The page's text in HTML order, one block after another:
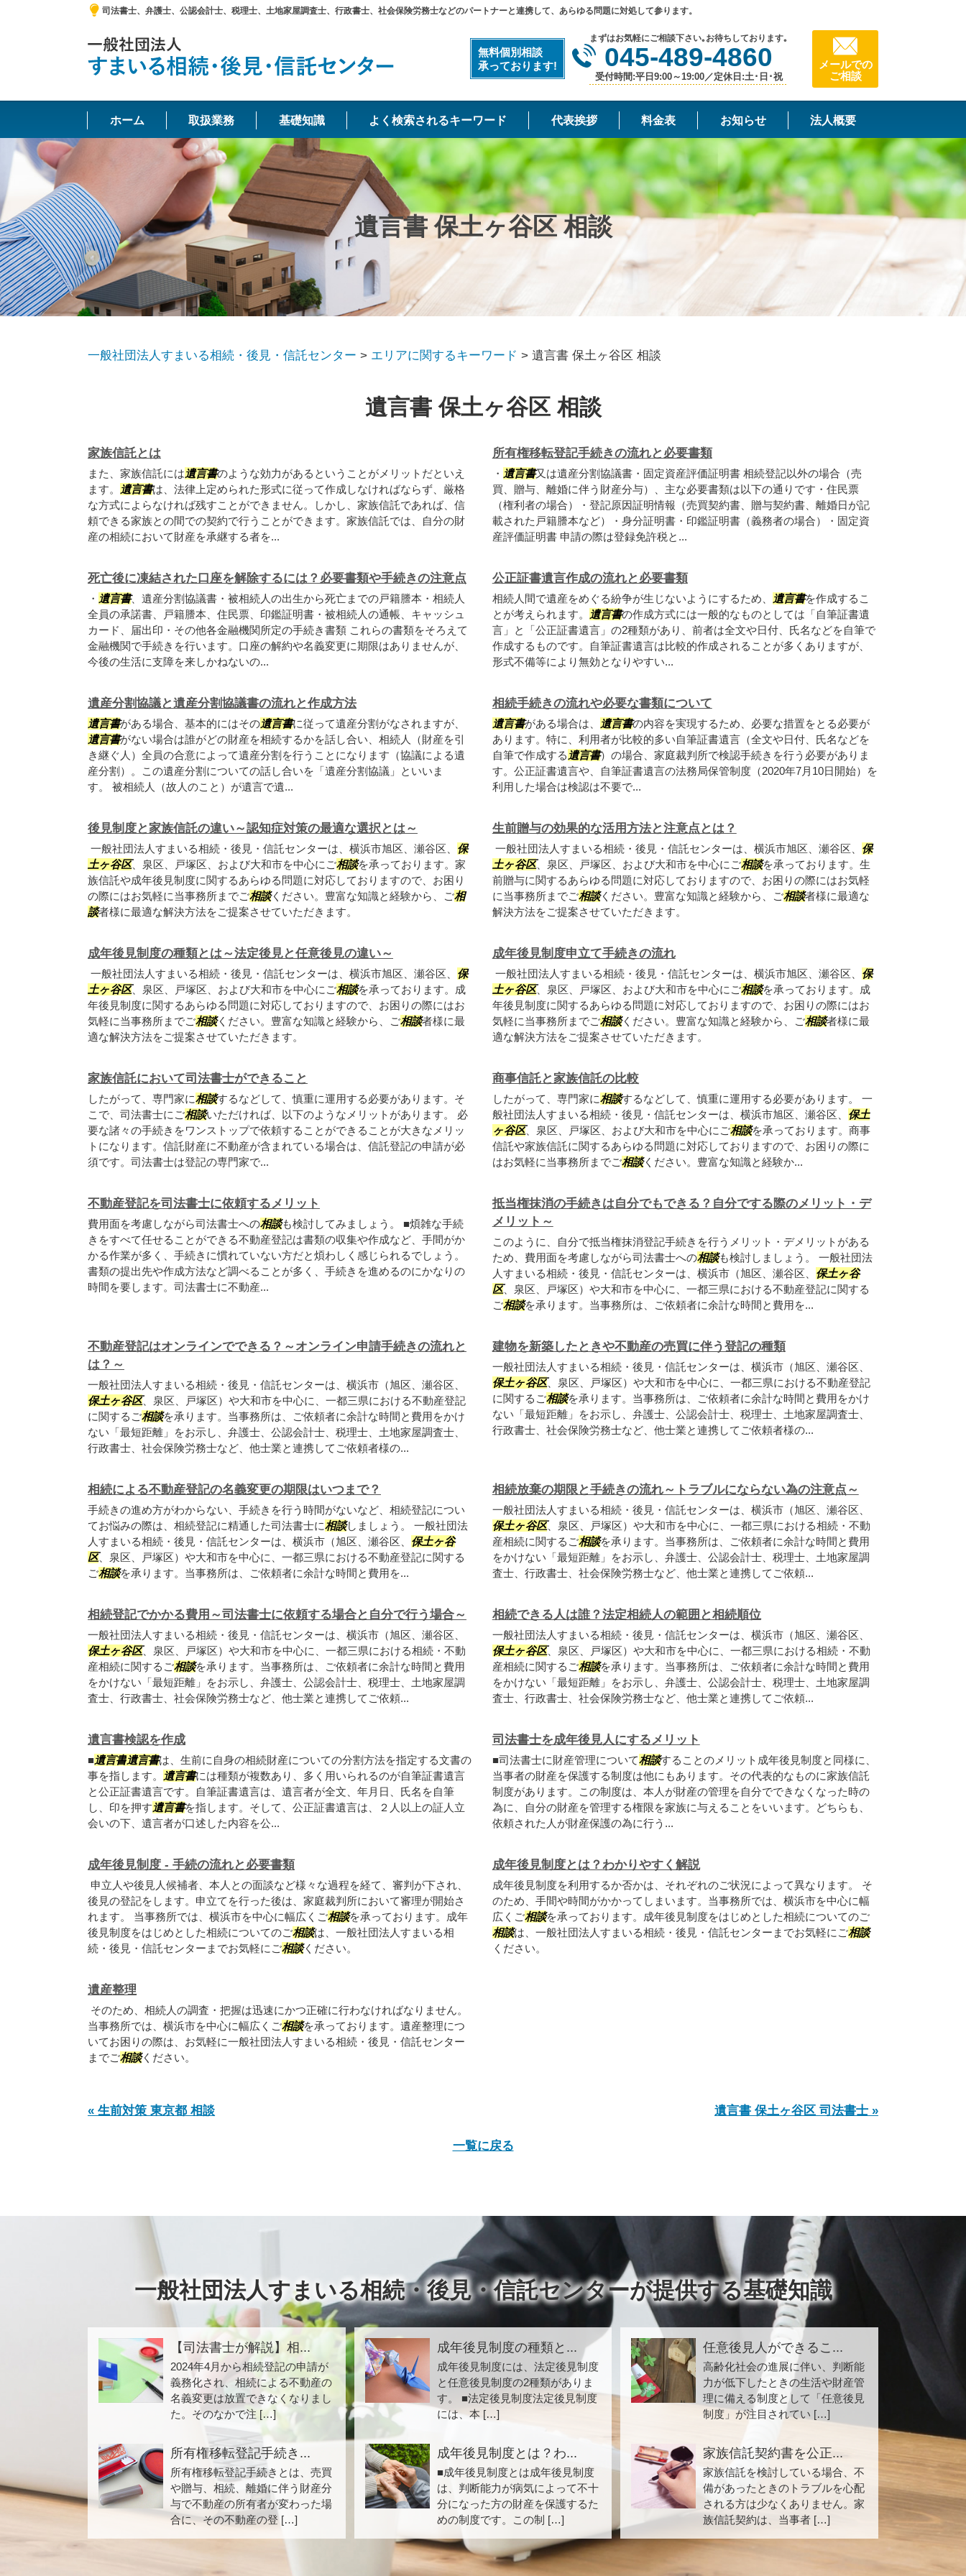
遺言書 保土ヶ谷区 相談
司法書士、弁護士、公認会計士、税理士、土地家屋調査士、行政書士、社会保険労務士などのパートナーと連携して、あらゆる問題に対処して参ります。
無料個別相談
承っております!
まずはお気軽にご相談下さい｡お待ちしております｡
045-489-4860
受付時間:平日9:00～19:00／定休日:土･日･祝
メールでの
ご相談
ホーム 取扱業務 基礎知識 よく検索されるキーワード 代表挨拶 料金表 お知らせ 法人概要
一般社団法人すまいる相続・後見・信託センター > エリアに関するキーワード > 遺言書 保土ヶ谷区 相談
遺言書 保土ヶ谷区 相談
家族信託とは
また、家族信託には遺言書のような効力があるということがメリットだといえ
ます。
遺言書は、法律上定められた形式に従って作成しなければならず、厳格
な方式によらなければ残すことができません。しかし、家族信託であれば、信
頼できる家族との間での契約で行うことができます。家族信託では、自分の財
産の相続において財産を承継する者を...
所有権移転登記手続きの流れと必要書類
・ 遺言書又は遺産分割協議書・固定資産評価証明書 相続登記以外の場合（売
買、贈与、離婚に伴う財産分与）、主な必要書類は以下の通りです・住民票
（権利者の場合）・登記原因証明情報（売買契約書、贈与契約書、離婚日が記
載された戸籍謄本など）・身分証明書・印鑑証明書（義務者の場合）・固定資
産評価証明書 申請の際は登録免許税と...
死亡後に凍結された口座を解除するには？必要書類や手続きの注意点
・ 遺言書、遺産分割協議書・被相続人の出生から死亡までの戸籍謄本・相続人
全員の承諾書、戸籍謄本、住民票、印鑑証明書・被相続人の通帳、キャッシュ
カード、届出印・その他各金融機関所定の手続き書類 これらの書類をそろえて
金融機関で手続きを行います。口座の解約や名義変更に期限はありませんが、
今後の生活に支障を来しかねないの...
公正証書遺言作成の流れと必要書類
相続人間で遺産をめぐる紛争が生じないようにするため、 遺言書を作成するこ
とが考えられます。
遺言書の作成方式には一般的なものとしては「自筆証書遺
言」と「公正証書遺言」の2種類があり、前者は全文や日付、氏名などを自筆で
作成するものです。自筆証書遺言は比較的作成されることが多くありますが、
形式不備等により無効となりやすい...
遺産分割協議と遺産分割協議書の流れと作成方法
遺言書がある場合、基本的にはその遺言書に従って遺産分割がなされますが、
遺言書がない場合は誰がどの財産を相続するかを話し合い、相続人（財産を引
き継ぐ人）全員の合意によって遺産分割を行うことになります（協議による遺
産分割）。この遺産分割についての話し合いを「遺産分割協議」といいま
す。 被相続人（故人のこと）が遺言で遺...
相続手続きの流れや必要な書類について
遺言書がある場合は、 遺言書の内容を実現するため、必要な措置をとる必要が
あります。特に、利用者が比較的多い自筆証書遺言（全文や日付、氏名などを
自筆で作成する 遺言書）の場合、家庭裁判所で検認手続きを行う必要がありま
す。公正証書遺言や、自筆証書遺言の法務局保管制度（2020年7月10日開始）を
利用した場合は検認は不要で...
後見制度と家族信託の違い～認知症対策の最適な選択とは～
一般社団法人すまいる相続・後見・信託センターは、横浜市旭区、瀬谷区、 保
土ヶ谷区、泉区、戸塚区、および大和市を中心にご相談を承っております。家
族信託や成年後見制度に関するあらゆる問題に対応しておりますので、お困り
の際にはお気軽に当事務所までご相談ください。豊富な知識と経験から、ご相
談者様に最適な解決方法をご提案させていただきます。
生前贈与の効果的な活用方法と注意点とは？
一般社団法人すまいる相続・後見・信託センターは、横浜市旭区、瀬谷区、 保
土ヶ谷区、泉区、戸塚区、および大和市を中心にご相談を承っております。生
前贈与に関するあらゆる問題に対応しておりますので、お困りの際にはお気軽
に当事務所までご相談ください。豊富な知識と経験から、ご相談者様に最適な
解決方法をご提案させていただきます。
成年後見制度の種類とは～法定後見と任意後見の違い～
一般社団法人すまいる相続・後見・信託センターは、横浜市旭区、瀬谷区、 保
土ヶ谷区、泉区、戸塚区、および大和市を中心にご相談を承っております。成
年後見制度に関するあらゆる問題に対応しておりますので、お困りの際にはお
気軽に当事務所までご相談ください。豊富な知識と経験から、ご相談者様に最
適な解決方法をご提案させていただきます。
成年後見制度申立て手続きの流れ
一般社団法人すまいる相続・後見・信託センターは、横浜市旭区、瀬谷区、 保
土ヶ谷区、泉区、戸塚区、および大和市を中心にご相談を承っております。成
年後見制度に関するあらゆる問題に対応しておりますので、お困りの際にはお
気軽に当事務所までご相談ください。豊富な知識と経験から、ご相談者様に最
適な解決方法をご提案させていただきます。
家族信託において司法書士ができること
したがって、専門家に相談するなどして、慎重に運用する必要があります。そ
こで、司法書士にご相談いただければ、以下のようなメリットがあります。 必
要な諸々の手続きをワンストップで依頼することができることが大きなメリッ
トになります。信託財産に不動産が含まれている場合は、信託登記の申請が必
須です。司法書士は登記の専門家で...
商事信託と家族信託の比較
したがって、専門家に相談するなどして、慎重に運用する必要があります。 一
般社団法人すまいる相続・後見・信託センターは、横浜市旭区、瀬谷区、 保土
ヶ谷区、泉区、戸塚区、および大和市を中心にご相談を承っております。商事
信託や家族信託に関するあらゆる問題に対応しておりますので、お困りの際に
はお気軽に当事務所までご相談ください。豊富な知識と経験か...
不動産登記を司法書士に依頼するメリット
費用面を考慮しながら司法書士への相談も検討してみましょう。 ■煩雑な手続
きをすべて任せることができる不動産登記は書類の収集や作成など、手間がか
かる作業が多く、手続きに慣れていない方だと煩わしく感じられるでしょう。
書類の提出先や作成方法など調べることが多く、手続きを進めるのにかなりの
時間を要します。司法書士に不動産...
抵当権抹消の手続きは自分でもできる？自分でする際のメリット・デ
メリット～
このように、自分で抵当権抹消登記手続きを行うメリット・デメリットがある
ため、費用面を考慮しながら司法書士への相談も検討しましょう。 一般社団法
人すまいる相続・後見・信託センターは、横浜市（旭区、瀬谷区、 保土ヶ谷
区、泉区、戸塚区）や大和市を中心に、一都三県における不動産登記に関する
ご相談を承ります。当事務所は、ご依頼者に余計な時間と費用を...
不動産登記はオンラインでできる？～オンライン申請手続きの流れと
は？～
一般社団法人すまいる相続・後見・信託センターは、横浜市（旭区、瀬谷区、
保土ヶ谷区、泉区、戸塚区）や大和市を中心に、一都三県における不動産登記
に関するご相談を承ります。当事務所は、ご依頼者に余計な時間と費用をかけ
ない「最短距離」をお示し、弁護士、公認会計士、税理士、土地家屋調査士、
行政書士、社会保険労務士など、他士業と連携してご依頼者様の...
建物を新築したときや不動産の売買に伴う登記の種類
一般社団法人すまいる相続・後見・信託センターは、横浜市（旭区、瀬谷区、
保土ヶ谷区、泉区、戸塚区）や大和市を中心に、一都三県における不動産登記
に関するご相談を承ります。当事務所は、ご依頼者に余計な時間と費用をかけ
ない「最短距離」をお示し、弁護士、公認会計士、税理士、土地家屋調査士、
行政書士、社会保険労務士など、他士業と連携してご依頼者様の...
相続による不動産登記の名義変更の期限はいつまで？
手続きの進め方がわからない、手続きを行う時間がないなど、相続登記につい
てお悩みの際は、相続登記に精通した司法書士に相談しましょう。 一般社団法
人すまいる相続・後見・信託センターは、横浜市（旭区、瀬谷区、 保土ヶ谷
区、泉区、戸塚区）や大和市を中心に、一都三県における不動産登記に関する
ご相談を承ります。当事務所は、ご依頼者に余計な時間と費用を...
相続放棄の期限と手続きの流れ～トラブルにならない為の注意点～
一般社団法人すまいる相続・後見・信託センターは、横浜市（旭区、瀬谷区、
保土ヶ谷区、泉区、戸塚区）や大和市を中心に、一都三県における相続・不動
産相続に関するご相談を承ります。当事務所は、ご依頼者に余計な時間と費用
をかけない「最短距離」をお示し、弁護士、公認会計士、税理士、土地家屋調
査士、行政書士、社会保険労務士など、他士業と連携してご依頼...
相続登記でかかる費用～司法書士に依頼する場合と自分で行う場合～
一般社団法人すまいる相続・後見・信託センターは、横浜市（旭区、瀬谷区、
保土ヶ谷区、泉区、戸塚区）や大和市を中心に、一都三県における相続・不動
産相続に関するご相談を承ります。当事務所は、ご依頼者に余計な時間と費用
をかけない「最短距離」をお示し、弁護士、公認会計士、税理士、土地家屋調
査士、行政書士、社会保険労務士など、他士業と連携してご依頼...
相続できる人は誰？法定相続人の範囲と相続順位
一般社団法人すまいる相続・後見・信託センターは、横浜市（旭区、瀬谷区、
保土ヶ谷区、泉区、戸塚区）や大和市を中心に、一都三県における相続・不動
産相続に関するご相談を承ります。当事務所は、ご依頼者に余計な時間と費用
をかけない「最短距離」をお示し、弁護士、公認会計士、税理士、土地家屋調
査士、行政書士、社会保険労務士など、他士業と連携してご依頼...
遺言書検認を作成
■遺言書遺言書は、生前に自身の相続財産についての分割方法を指定する文書の
事を指します。
遺言書には種類が複数あり、多く用いられるのが自筆証書遺言
と公正証書遺言です。自筆証書遺言は、遺言者が全文、年月日、氏名を自筆
し、印を押す遺言書を指します。そして、公正証書遺言は、２人以上の証人立
会いの下、遺言者が口述した内容を公...
司法書士を成年後見人にするメリット
■司法書士に財産管理について相談することのメリット成年後見制度と同様に、
当事者の財産を保護する制度は他にもあります。その代表的なものに家族信託
制度があります。この制度は、本人が財産の管理を自分でできなくなった時の
為に、自分の財産を管理する権限を家族に与えることをいいます。どちらも、
依頼された人が財産保護の為に行う...
成年後見制度 - 手続の流れと必要書類
申立人や後見人候補者、本人との面談など様々な過程を経て、審判が下され、
後見の登記をします。申立てを行った後は、家庭裁判所において審理が開始さ
れます。 当事務所では、横浜市を中心に幅広くご相談を承っております。成年
後見制度をはじめとした相続についてのご相談は、一般社団法人すまいる相
続・後見・信託センターまでお気軽にご相談ください。
成年後見制度とは？わかりやすく解説
成年後見制度を利用するか否かは、それぞれのご状況によって異なります。 そ
のため、手間や時間がかかってしまいます。当事務所では、横浜市を中心に幅
広くご相談を承っております。成年後見制度をはじめとした相続についてのご
相談は、一般社団法人すまいる相続・後見・信託センターまでお気軽にご相談
ください。
遺産整理
そのため、相続人の調査・把握は迅速にかつ正確に行わなければなりません。
当事務所では、横浜市を中心に幅広くご相談を承っております。遺産整理につ
いてお困りの際は、お気軽に一般社団法人すまいる相続・後見・信託センター
までご相談ください。
« 生前対策 東京都 相談 遺言書 保土ヶ谷区 司法書士 »
一覧に戻る
一般社団法人すまいる相続・後見・信託センターが提供する基礎知識
【司法書士が解説】相...
2024年4月から相続登記の申請が
義務化され、相続による不動産の
名義変更は放置できなくなりまし
た。そのなかで注 […]
成年後見制度の種類と...
成年後見制度には、法定後見制度
と任意後見制度の2種類がありま
す。 ■法定後見制度法定後見制度
には、本 […]
任意後見人ができるこ...
高齢化社会の進展に伴い、判断能
力が低下したときの生活や財産管
理に備える制度として「任意後見
制度」が注目されてい […]
所有権移転登記手続き...
所有権移転登記手続きとは、売買
や贈与、相続、離婚に伴う財産分
与で不動産の所有者が変わった場
合に、その不動産の登 […]
成年後見制度とは？わ...
■成年後見制度とは成年後見制度
は、判断能力が病気によって不十
分になった方の財産を保護するた
めの制度です。この制 […]
家族信託契約書を公正...
家族信託を検討している場合、不
備があったときのトラブルを心配
される方は少なくありません。家
族信託契約は、当事者 […]